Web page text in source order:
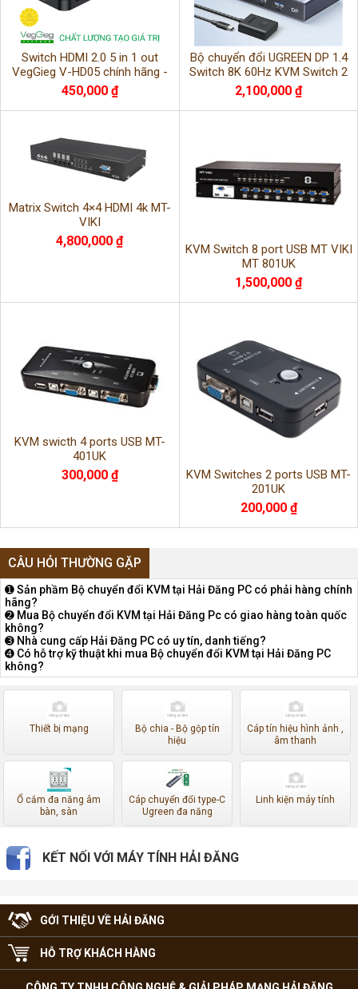
Switch HDMI 2.0 5 in 1 out
VegGieg V-HD05 chính hãng -
Giải pháp kết nối 5 thiết bị ra 1
màn hình hi
450,000 ₫
Bộ chuyển đổi UGREEN DP 1.4
Switch 8K 60Hz KVM Switch 2
PC Chia sẻ 1 màn hình CM695-
25962
2,100,000 ₫
Matrix Switch 4×4 HDMI 4k MT-
VIKI
4,800,000 ₫
KVM Switch 8 port USB MT VIKI
MT 801UK
1,500,000 ₫
KVM swicth 4 ports USB MT-
401UK
300,000 ₫
KVM Switches 2 ports USB MT-
201UK
200,000 ₫
CÂU HỎI THƯỜNG GẶP
➊ Sản phầm Bộ chuyển đổi KVM tại Hải Đăng PC có phải hàng chính
hãng?
➋ Mua Bộ chuyển đổi KVM tại Hải Đăng Pc có giao hàng toàn quốc
không?
➌ Nhà cung cấp Hải Đăng PC có uy tín, danh tiếng?
➍ Có hỗ trợ kỹ thuật khi mua Bộ chuyển đổi KVM tại Hải Đăng PC
không?
Thiết bị mạng
Bộ chia - Bộ gộp tín
hiệu
Cáp tín hiệu hình ảnh ,
âm thanh
Ổ cắm đa năng âm
bàn, sàn
Cáp chuyển đổi type-C
Ugreen đa năng
Linh kiện máy tính
KẾT NỐI VỚI MÁY TÍNH HẢI ĐĂNG
GỚI THIỆU VỀ HẢI ĐĂNG
HỖ TRỢ KHÁCH HÀNG